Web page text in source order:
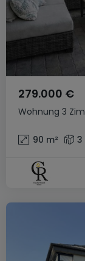
Wohnung 3
279.000 €
90 m² 3